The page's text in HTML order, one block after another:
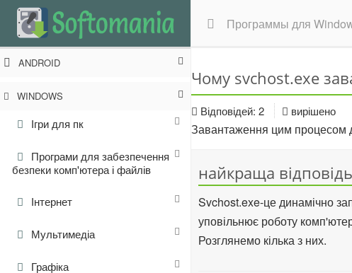
Программы для
Чому svchost.exe
Відповідей: 2 вирішено
Завантаження цим процесом
найкраща відповідь
Svchost.exe-це динамічно
уповільнює роботу
Розглянемо кілька з них.
ANDROID
WINDOWS
Ігри для пк
Програми для забезпечення
безпеки комп'ютера і файлів
Інтернет
Мультимедіа
Графіка